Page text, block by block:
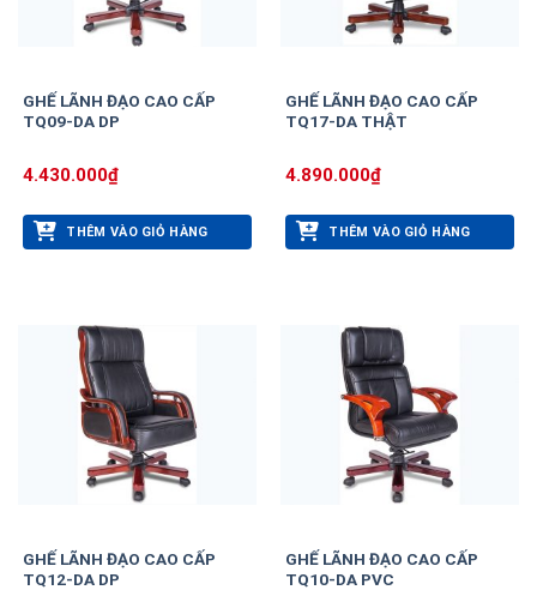
GHẾ LÃNH ĐẠO CAO CẤP
TQ09-DA DP
4.430.000₫
THÊM VÀO GIỎ HÀNG
GHẾ LÃNH ĐẠO CAO CẤP
TQ17-DA THẬT
4.890.000₫
THÊM VÀO GIỎ HÀNG
GHẾ LÃNH ĐẠO CAO CẤP
TQ12-DA DP
GHẾ LÃNH ĐẠO CAO CẤP
TQ10-DA PVC